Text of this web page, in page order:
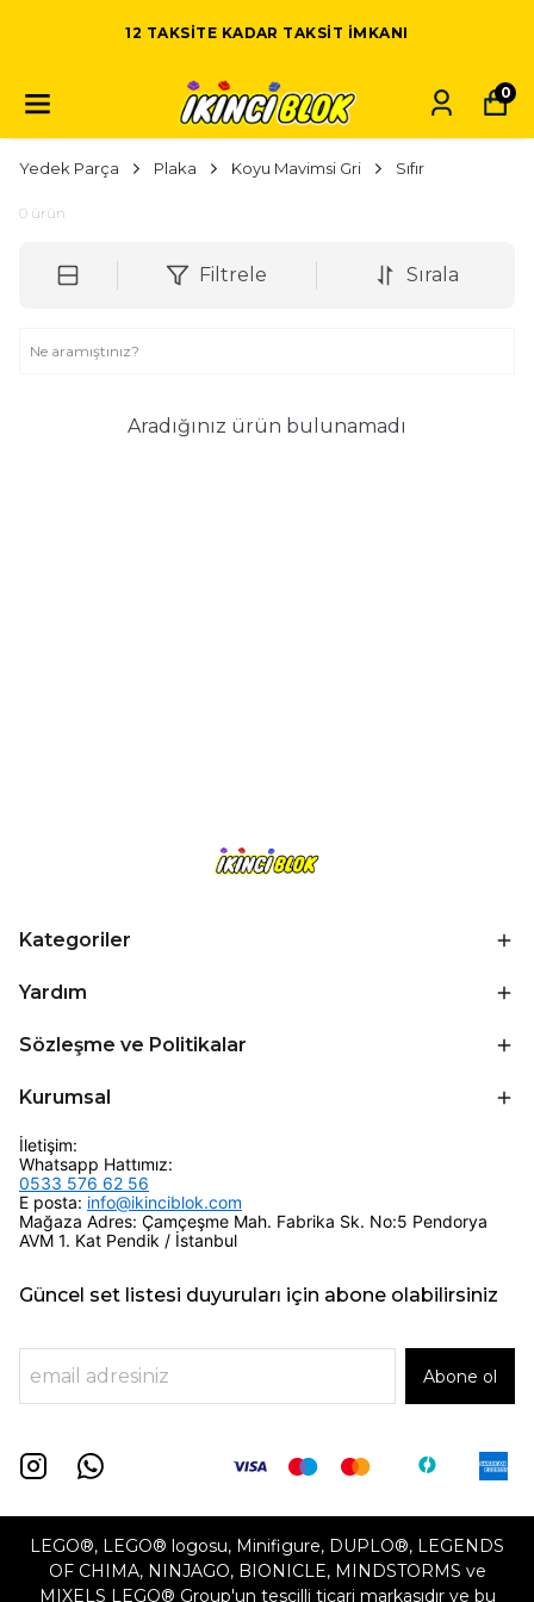
12 TAKSITE KADAR TAKSIT IMKANI
0
Yedek Parça Plaka Koyu Mavimsi Gri Sıfır
0 ürün
Filtrele Sırala
Aradığınız ürün bulunamadı
Kategoriler
Yardım
Sözleşme ve Politikalar
Kurumsal
İletişim:
Whatsapp Hattımız:
0533 576 62 56
E posta: info@ikinciblok.com
Mağaza Adres: Çamçeşme Mah. Fabrika Sk. No:5 Pendorya
AVM 1. Kat Pendik / İstanbul
Güncel set listesi duyuruları için abone olabilirsiniz
Abone ol
LEGO®, LEGO® logosu, Minifigure, DUPLO®, LEGENDS
OF CHIMA, NINJAGO, BIONICLE, MINDSTORMS ve
MIXELS LEGO® Group'un tescilli ticari markasıdır ve bu